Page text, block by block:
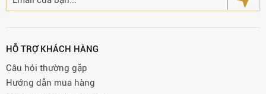
HỖ TRỢ KHÁCH HÀNG
Câu hỏi thường gặp
Hướng dẫn mua hàng